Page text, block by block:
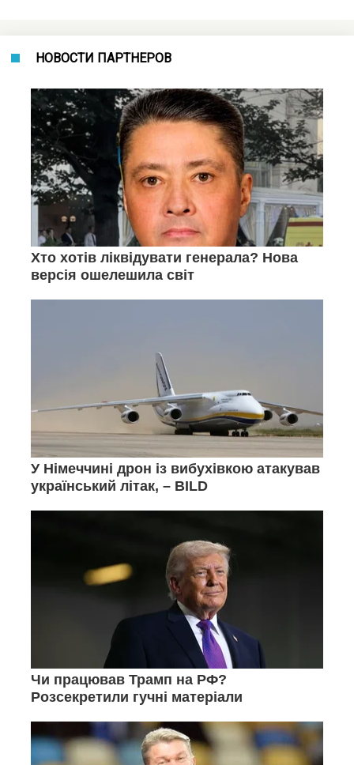
НОВОСТИ ПАРТНЕРОВ